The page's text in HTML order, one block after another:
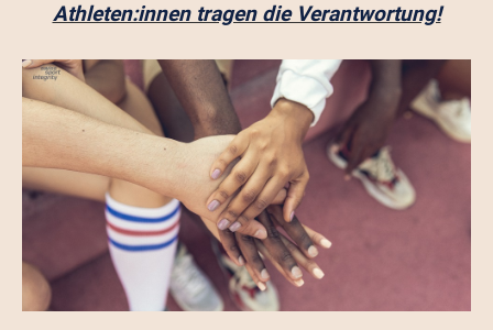
Athleten:innen tragen die Verantwortung!